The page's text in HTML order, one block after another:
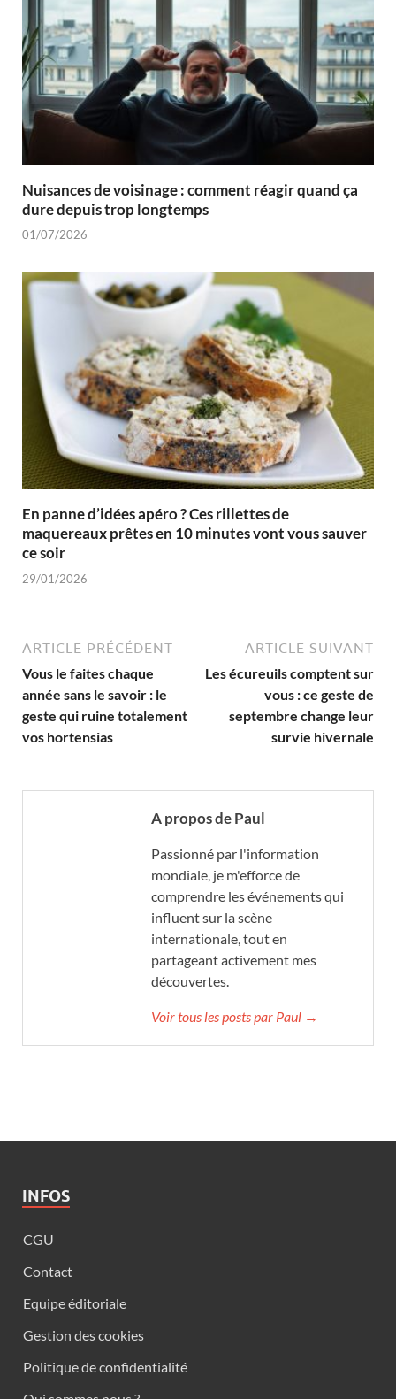
Nuisances de voisinage : comment réagir quand ça
dure depuis trop longtemps
01/07/2026
En panne d’idées apéro ? Ces rillettes de
maquereaux prêtes en 10 minutes vont vous sauver
ce soir
29/01/2026
ARTICLE PRÉCÉDENT
Vous le faites chaque
année sans le savoir : le
geste qui ruine totalement
vos hortensias
ARTICLE SUIVANT
Les écureuils comptent sur
vous : ce geste de
septembre change leur
survie hivernale
A propos de Paul
Passionné par l'information
mondiale, je m'efforce de
comprendre les événements qui
influent sur la scène
internationale, tout en
partageant activement mes
découvertes.
Voir tous les posts par Paul →
INFOS
CGU
Contact
Equipe éditoriale
Gestion des cookies
Politique de confidentialité